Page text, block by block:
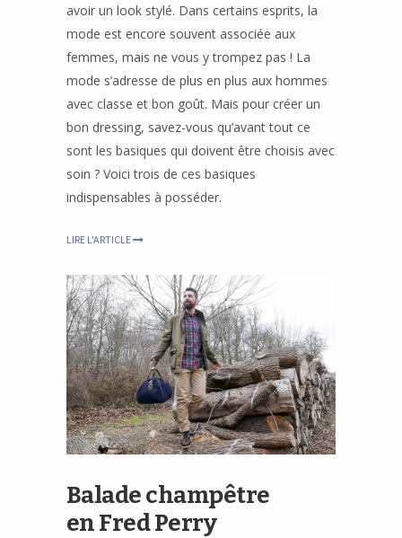
avoir un look stylé. Dans certains esprits, la
mode est encore souvent associée aux
femmes, mais ne vous y trompez pas ! La
mode s’adresse de plus en plus aux hommes
avec classe et bon goût. Mais pour créer un
bon dressing, savez-vous qu’avant tout ce
sont les basiques qui doivent être choisis avec
soin ? Voici trois de ces basiques
indispensables à posséder.
LIRE L'ARTICLE
Balade champêtre
en Fred Perry